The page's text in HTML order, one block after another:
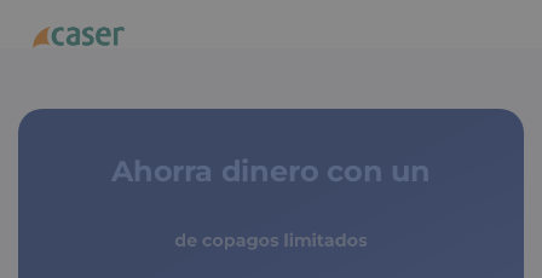
Ahorra dinero con un
de copagos limitados